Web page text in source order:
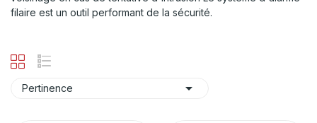
filaire est un outil performant de la sécurité.
Pertinence 